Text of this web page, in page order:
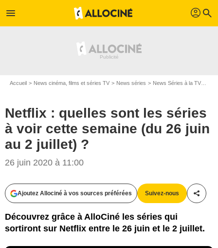
menu profil search
Accueil News cinéma, films et séries TV News séries News Séries à la TV
Netflix : quelles sont les séries
à voir cette semaine (du 26 juin
au 2 juillet) ?
26 juin 2020 à 11:00
Ajoutez Allociné à vos sources préférées Suivez-nous
Découvrez grâce à AlloCiné les séries qui
sortiront sur Netflix entre le 26 juin et le 2 juillet.